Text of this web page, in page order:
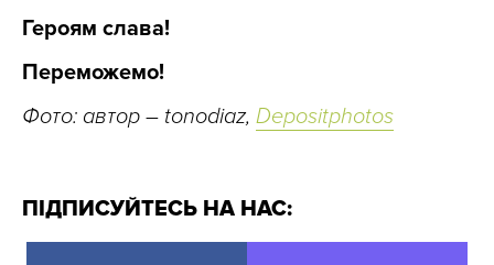
Героям слава!
Переможемо!
Фото: автор – tonodiaz, Depositphotos
ПІДПИСУЙТЕСЬ НА НАС: